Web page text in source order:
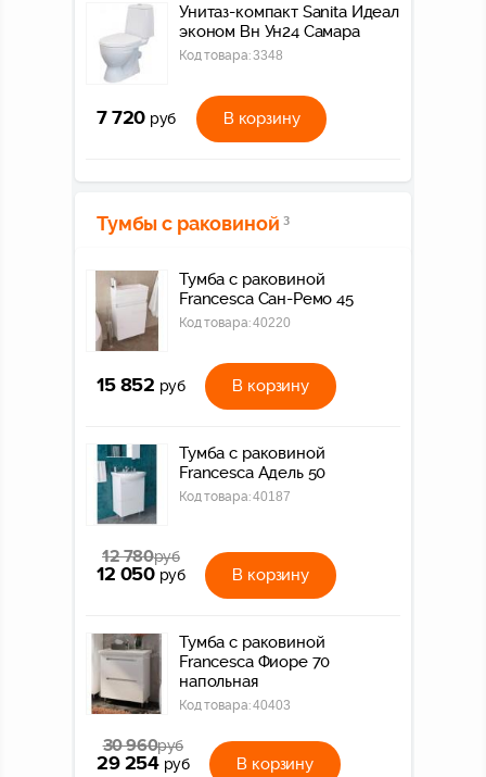
Унитаз-компакт Sanita Идеал
эконом Вн Ун24 Самара
Код товара:3348
7 720 руб В корзину
Тумбы с раковиной 3
Тумба с раковиной
Francesca Сан-Ремо 45
Код товара:40220
15 852 руб В корзину
Тумба с раковиной
Francesca Адель 50
Код товара:40187
12 780руб
12 050 руб В корзину
Тумба с раковиной
Francesca Фиоре 70
напольная
Код товара:40403
30 960руб
29 254 руб В корзину